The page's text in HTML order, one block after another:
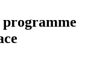
programme